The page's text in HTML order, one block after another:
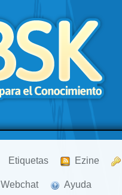
Etiquetas Ezine
Webchat Ayuda